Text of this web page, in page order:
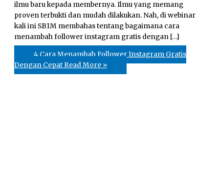
ilmu baru kepada membernya. Ilmu yang memang
proven terbukti dan mudah dilakukan. Nah, di webinar
kali ini SB1M membahas tentang bagaimana cara
menambah follower instagram gratis dengan […]
4 Cara Menambah Follower Instagram Gratis
Dengan Cepat Read More »